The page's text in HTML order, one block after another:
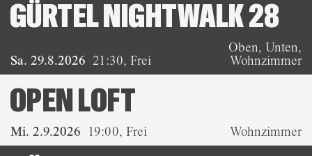
Sa. 29.8.2026 21:30,Frei
GÜRTEL NIGHTWALK 28
Oben, Unten,
Wohnzimmer
Mi. 2.9.2026 19:00,Frei
OPEN LOFT
Wohnzimmer